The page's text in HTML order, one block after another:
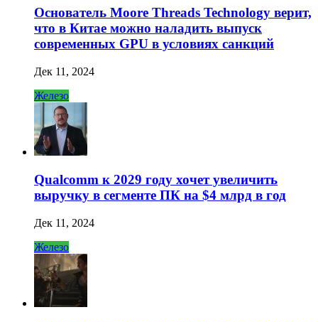
Основатель Moore Threads Technology верит,
что в Китае можно наладить выпуск
современных GPU в условиях санкций
Дек 11, 2024
Железо
Qualcomm к 2029 году хочет увеличить
выручку в сегменте ПК на $4 млрд в год
Дек 11, 2024
Железо